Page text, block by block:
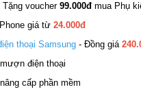
Tặng voucher 99.000đ mua Phụ
giá từ 24.000đ
thoại Samsung - Đồng giá
mượn điện thoại
nâng cấp phần mềm